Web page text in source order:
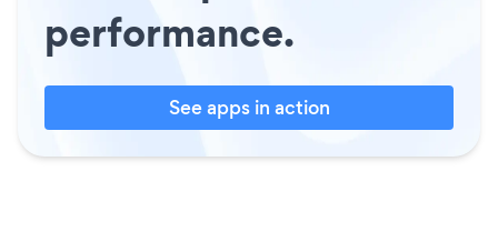
performance.
See apps in action